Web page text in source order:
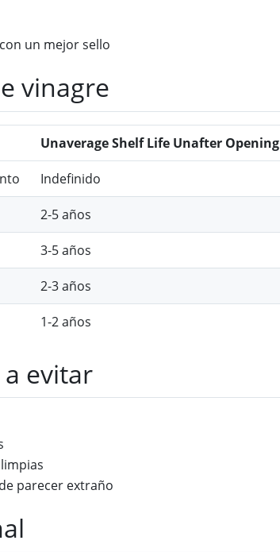
un mejor sello
vinagre
Unaverage Shelf Life Unafter Opening
Indefinido
2-5 años
3-5 años
2-3 años
1-2 años
evitar
parecer extraño